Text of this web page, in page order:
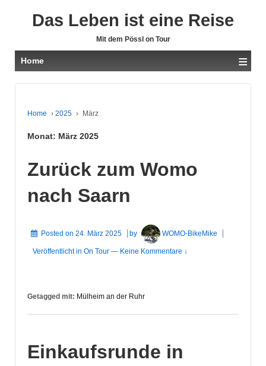
Das Leben ist eine Reise
Mit dem Pössl on Tour
Home ≡
Home › 2025 › März
Monat: März 2025
Zurück zum Womo
nach Saarn
Posted on 24. März 2025 by WOMO-BikeMike
Veröffentlicht in On Tour — Keine Kommentare ↓
Getagged mit: Mülheim an der Ruhr
Einkaufsrunde in